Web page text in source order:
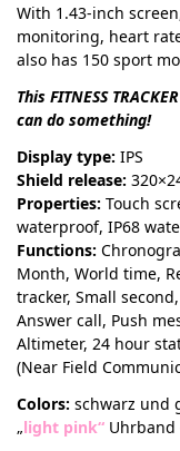
With 1.43-inch
monitoring, heart
also has 150 sport
This FITNESS TRACKER
can do something!
Display type: IPS
Shield release:
Properties: Touch
waterproof, IP68
Functions:
Month, World time,
tracker, Small
Answer call, Push
Altimeter, 24 hour
(Near Field
Colors: schwarz und
„light pink“ Uhrband